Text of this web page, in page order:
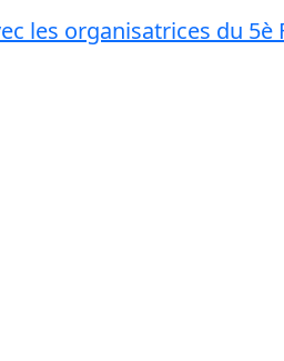
les organisatrices du 5è